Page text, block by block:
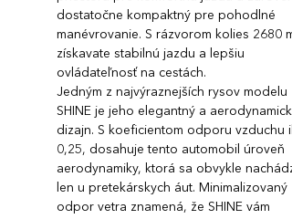
dostatočne kompaktný pre pohodlné
manévrovanie. S rázvorom kolies 2680
získavate stabilnú jazdu a lepšiu
ovládateľnosť na cestách.
Jedným z najvýraznejších rysov modelu
SHINE je jeho elegantný a aerodynamický
dizajn. S koeficientom odporu vzduchu
0,25, dosahuje tento automobil úroveň
aerodynamiky, ktorá sa obvykle
len u pretekárskych áut. Minimalizovaný
odpor vetra znamená, že SHINE vám